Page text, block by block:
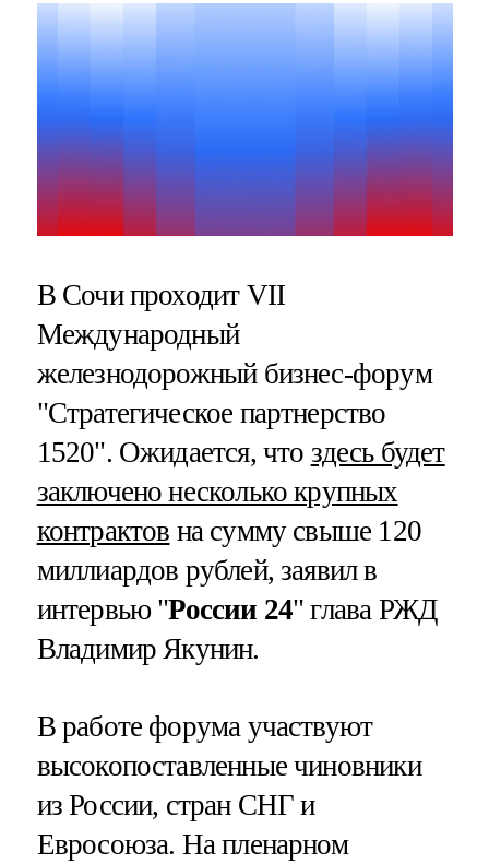
В Сочи проходит VII
Международный
железнодорожный бизнес-форум
"Стратегическое партнерство
1520". Ожидается, что здесь будет
заключено несколько крупных
контрактов на сумму свыше 120
миллиардов рублей, заявил в
интервью "России 24" глава РЖД
Владимир Якунин.
В работе форума участвуют
высокопоставленные чиновники
из России, стран СНГ и
Евросоюза. На пленарном